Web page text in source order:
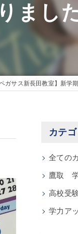
まし
ペガサス新長田教室】新学
カテ
全ての
鷹取
高校受
学力ア